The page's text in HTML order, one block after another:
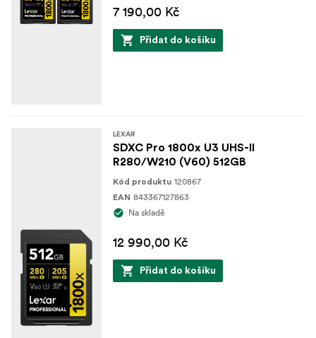
7 190,00 Kč
Přidat do košíku
LEXAR
SDXC Pro 1800x U3 UHS-II
R280/W210 (V60) 512GB
Kód produktu 120867
EAN 843367127863
Na skladě
12 990,00 Kč
Přidat do košíku